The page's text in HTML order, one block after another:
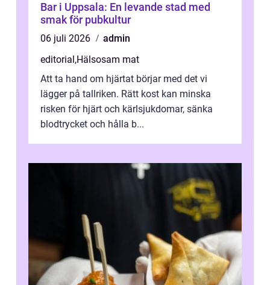
Bar i Uppsala: En levande stad med
smak för pubkultur
06 juli 2026
admin
editorial ,Hälsosam mat
Att ta hand om hjärtat börjar med det vi
lägger på tallriken. Rätt kost kan minska
risken för hjärt och kärlsjukdomar, sänka
blodtrycket och hålla b...